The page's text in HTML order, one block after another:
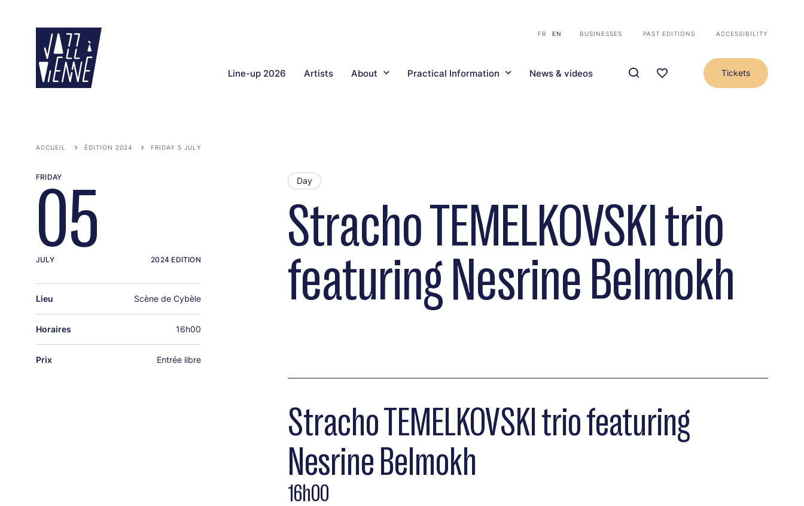
FR EN BUSINESSES PAST EDITIONS ACCESSIBILITY
Line-up 2026 Artists About Practical Information News & videos Tickets
ACCUEIL ÉDITION 2024 FRIDAY 5 JULY
Stracho TEMELKOVSKI trio
featuring Nesrine Belmokh
Day
Stracho TEMELKOVSKI trio featuring
Nesrine Belmokh
16h00
FRIDAY
05
JULY 2024 EDITION
Lieu Scène de Cybèle
Horaires 16h00
Prix Entrée libre